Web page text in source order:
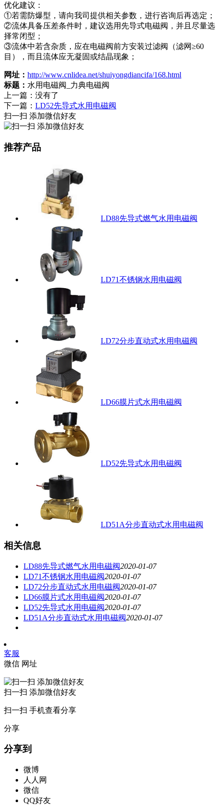
优化建议：
①若需防爆型，请向我司提供相关参数，进行咨询后再选定；
②流体具备压差条件时，建议选用先导式电磁阀，并且尽量选
择常闭型；
③流体中若含杂质，应在电磁阀前方安装过滤阀（滤网≥60
目），而且流体应无凝固或结晶现象；
网址： http://www.cnlidea.net/shuiyongdiancifa/168.html
标题： 水用电磁阀_力典电磁阀
上一篇：没有了
下一篇： LD52先导式水用电磁阀
扫一扫 添加微信好友
推荐产品
LD88先导式燃气水用电磁阀
LD71不锈钢水用电磁阀
LD72分步直动式水用电磁阀
LD66膜片式水用电磁阀
LD52先导式水用电磁阀
LD51A分步直动式水用电磁阀
相关信息
LD88先导式燃气水用电磁阀2020-01-07
LD71不锈钢水用电磁阀2020-01-07
LD72分步直动式水用电磁阀2020-01-07
LD66膜片式水用电磁阀2020-01-07
LD52先导式水用电磁阀2020-01-07
LD51A分步直动式水用电磁阀2020-01-07
客服
微信 网址
扫一扫 添加微信好友
扫一扫 手机查看分享
分享
分享到
微博
人人网
微信
QQ好友